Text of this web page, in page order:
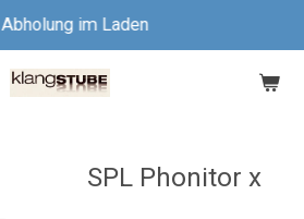
Abholung im Laden
SPL Phonitor x